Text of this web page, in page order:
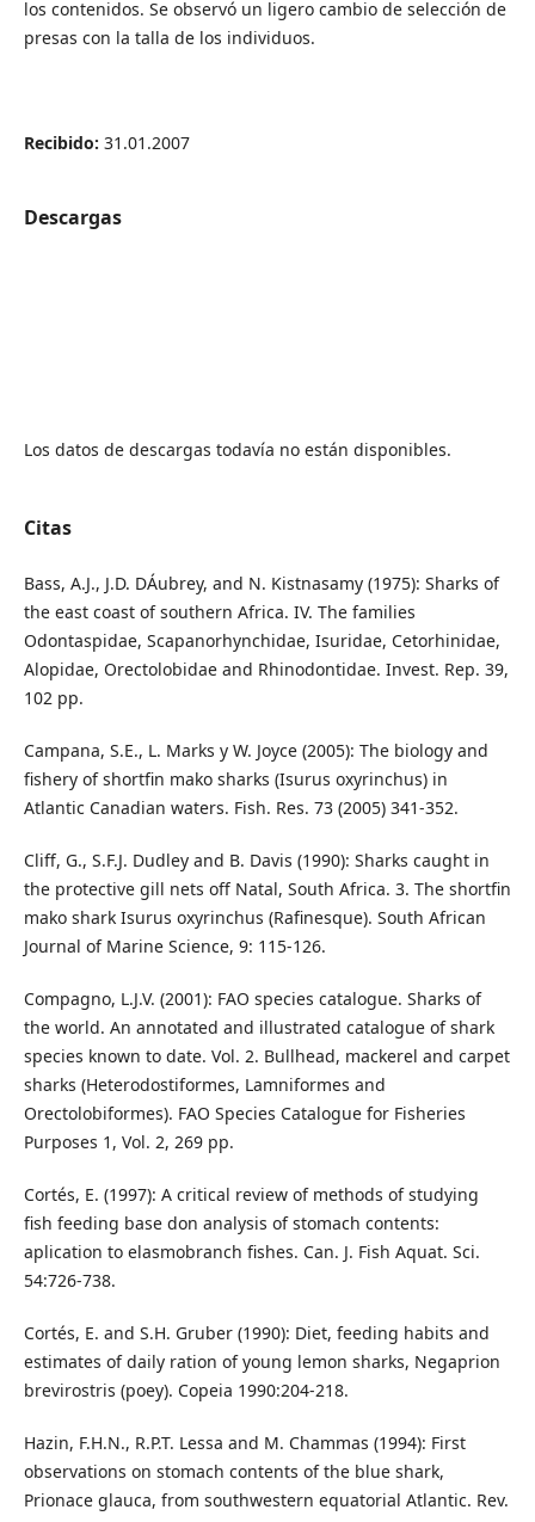
los contenidos. Se observó un ligero cambio de selección de
presas con la talla de los individuos.
Recibido: 31.01.2007
Descargas
Los datos de descargas todavía no están disponibles.
Citas
Bass, A.J., J.D. DÁubrey, and N. Kistnasamy (1975): Sharks of
the east coast of southern Africa. IV. The families
Odontaspidae, Scapanorhynchidae, Isuridae, Cetorhinidae,
Alopidae, Orectolobidae and Rhinodontidae. Invest. Rep. 39,
102 pp.
Campana, S.E., L. Marks y W. Joyce (2005): The biology and
fishery of shortfin mako sharks (Isurus oxyrinchus) in
Atlantic Canadian waters. Fish. Res. 73 (2005) 341-352.
Cliff, G., S.F.J. Dudley and B. Davis (1990): Sharks caught in
the protective gill nets off Natal, South Africa. 3. The shortfin
mako shark Isurus oxyrinchus (Rafinesque). South African
Journal of Marine Science, 9: 115-126.
Compagno, L.J.V. (2001): FAO species catalogue. Sharks of
the world. An annotated and illustrated catalogue of shark
species known to date. Vol. 2. Bullhead, mackerel and carpet
sharks (Heterodostiformes, Lamniformes and
Orectolobiformes). FAO Species Catalogue for Fisheries
Purposes 1, Vol. 2, 269 pp.
Cortés, E. (1997): A critical review of methods of studying
fish feeding base don analysis of stomach contents:
aplication to elasmobranch fishes. Can. J. Fish Aquat. Sci.
54:726-738.
Cortés, E. and S.H. Gruber (1990): Diet, feeding habits and
estimates of daily ration of young lemon sharks, Negaprion
brevirostris (poey). Copeia 1990:204-218.
Hazin, F.H.N., R.P.T. Lessa and M. Chammas (1994): First
observations on stomach contents of the blue shark,
Prionace glauca, from southwestern equatorial Atlantic. Rev.